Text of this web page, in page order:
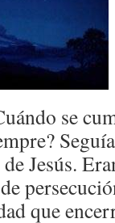
se
Jesús.
que